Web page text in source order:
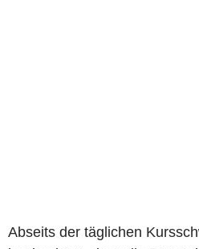
Abseits der täglichen